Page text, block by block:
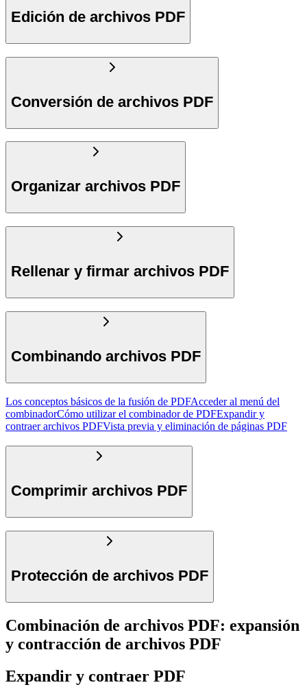
Edición de archivos PDF
Conversión de archivos PDF
Organizar archivos PDF
Rellenar y firmar archivos PDF
Combinando archivos PDF
Los conceptos básicos de la fusión de PDFAcceder al menú del
combinadorCómo utilizar el combinador de PDFExpandir y
contraer archivos PDFVista previa y eliminación de páginas PDF
Comprimir archivos PDF
Protección de archivos PDF
Combinación de archivos PDF: expansión
y contracción de archivos PDF
Expandir y contraer PDF